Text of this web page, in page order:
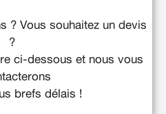
? Vous souhaitez un devis
?
ci-dessous et nous vous
brefs délais !